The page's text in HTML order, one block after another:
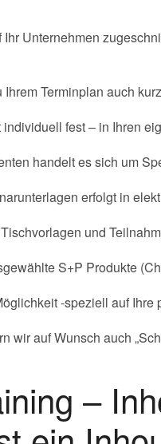
Unternehmen
Terminplan auch
fest – in Ihren
handelt es sich um
erfolgt in
und
S+P Produkte
-speziell auf
wir auf Wunsch auch
–